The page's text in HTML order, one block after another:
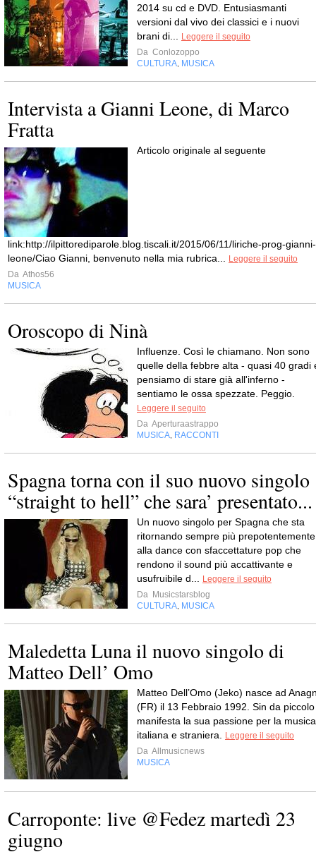
2014 su cd e DVD. Entusiasmanti
versioni dal vivo dei classici e i nuovi
brani di...
Leggere il seguito
Da Conlozoppo
CULTURA MUSICA
Intervista a Gianni Leone, di Marco
Fratta
Articolo originale al seguente
link:http://ilpittorediparole.blog.tiscali.it/2015/06/11/liriche-prog-gianni-
leone/Ciao Gianni, benvenuto nella mia rubrica...
Leggere il seguito
Da Athos56
MUSICA
Oroscopo di Ninà
Influenze. Così le chiamano. Non sono
quelle della febbre alta - quasi 40 gradi
pensiamo di stare già all'inferno -
sentiamo le ossa spezzate. Peggio.
Leggere il seguito
Da Aperturaastrappo
MUSICA RACCONTI
Spagna torna con il suo nuovo singolo
“straight to hell” che sara’ presentato...
Un nuovo singolo per Spagna che sta
ritornando sempre più prepotentemente
alla dance con sfaccettature pop che
rendono il sound più accattivante e
usufruibile d...
Leggere il seguito
Da Musicstarsblog
CULTURA MUSICA
Maledetta Luna il nuovo singolo di
Matteo Dell’ Omo
Matteo Dell’Omo (Jeko) nasce ad
(FR) il 13 Febbraio 1992. Sin da piccolo
manifesta la sua passione per la musica
italiana e straniera.
Leggere il seguito
Da Allmusicnews
MUSICA
Carroponte: live @Fedez martedì 23
giugno